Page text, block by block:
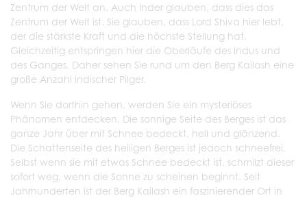
Zentrum der Welt an. Auch Inder glauben, dass dies das
Zentrum der Welt ist. Sie glauben, dass Lord Shiva hier lebt,
der die stärkste Kraft und die höchste Stellung hat.
Gleichzeitig entspringen hier die Oberläufe des Indus und
des Ganges. Daher sehen Sie rund um den Berg Kailash eine
große Anzahl indischer Pilger.
Wenn Sie dorthin gehen, werden Sie ein mysteriöses
Phänomen entdecken. Die sonnige Seite des Berges ist das
ganze Jahr über mit Schnee bedeckt, hell und glänzend.
Die Schattenseite des heiligen Berges ist jedoch schneefrei.
Selbst wenn sie mit etwas Schnee bedeckt ist, schmilzt dieser
sofort weg, wenn die Sonne zu scheinen beginnt. Seit
Jahrhunderten ist der Berg Kailash ein faszinierender Ort in